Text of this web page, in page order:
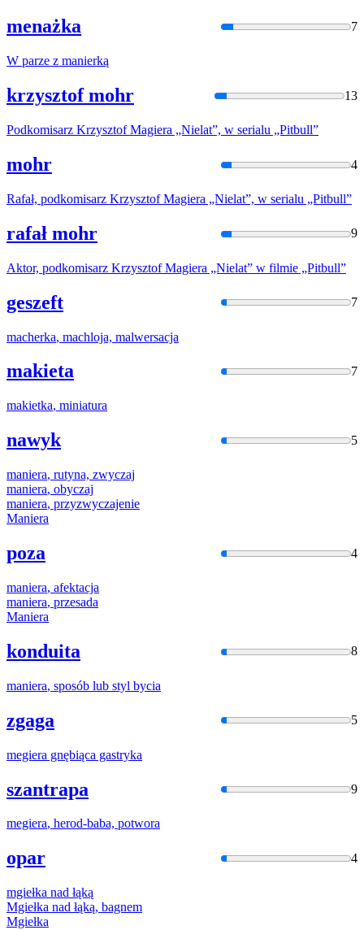
menażka 7
W parze z manierką
krzysztof mohr 13
Podkomisarz KrzysztofMagiera „Nielat”, w serialu „Pitbull”
mohr 4
Rafał, podkomisarz KrzysztofMagiera „Nielat”, w serialu „Pitbull”
rafał mohr 9
Aktor, podkomisarz KrzysztofMagiera „Nielat” w filmie „Pitbull”
geszeft 7
macherka, machloja, malwersacja
makieta 7
makietka, miniatura
nawyk 5
maniera, rutyna, zwyczaj
maniera, obyczaj
maniera, przyzwyczajenie
Maniera
poza 4
maniera, afektacja
maniera, przesada
Maniera
konduita 8
maniera, sposób lub styl bycia
zgaga 5
megiera gnębiąca gastryka
szantrapa 9
megiera, herod-baba, potwora
opar 4
mgiełka nad łąką
Mgiełka nad łąką, bagnem
Mgiełka